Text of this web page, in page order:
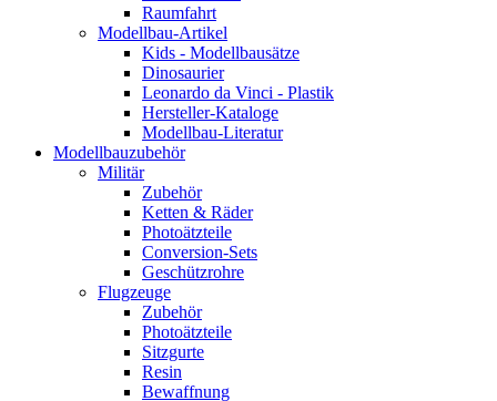
Raumfahrt
Modellbau-Artikel
Kids - Modellbausätze
Dinosaurier
Leonardo da Vinci - Plastik
Hersteller-Kataloge
Modellbau-Literatur
Modellbauzubehör
Militär
Zubehör
Ketten & Räder
Photoätzteile
Conversion-Sets
Geschützrohre
Flugzeuge
Zubehör
Photoätzteile
Sitzgurte
Resin
Bewaffnung